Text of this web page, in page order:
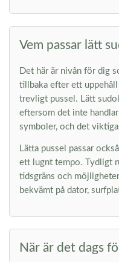
Vem passar lätt
Det här är nivån för dig
tillbaka efter ett
trevligt pussel. Lätt
eftersom det inte
symboler, och det
Lätta pussel passar
ett lugnt tempo. Tydligt
tidsgräns och
bekvämt på dator,
När är det dags